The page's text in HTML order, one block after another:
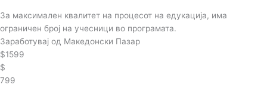
За максимален квалитет на процесот на едукација, има
ограничен број на учесници во програмата.
Заработувај од Македонски Пазар
$1599
$
799